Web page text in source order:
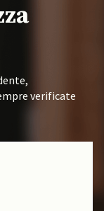
verificate